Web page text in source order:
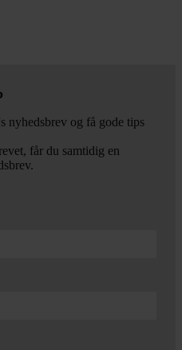
nyhedsbrev og få gode tips
får du samtidig en